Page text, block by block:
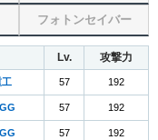
フォトンセイバー
Lv. 攻撃力
57 192
57 192
57 192